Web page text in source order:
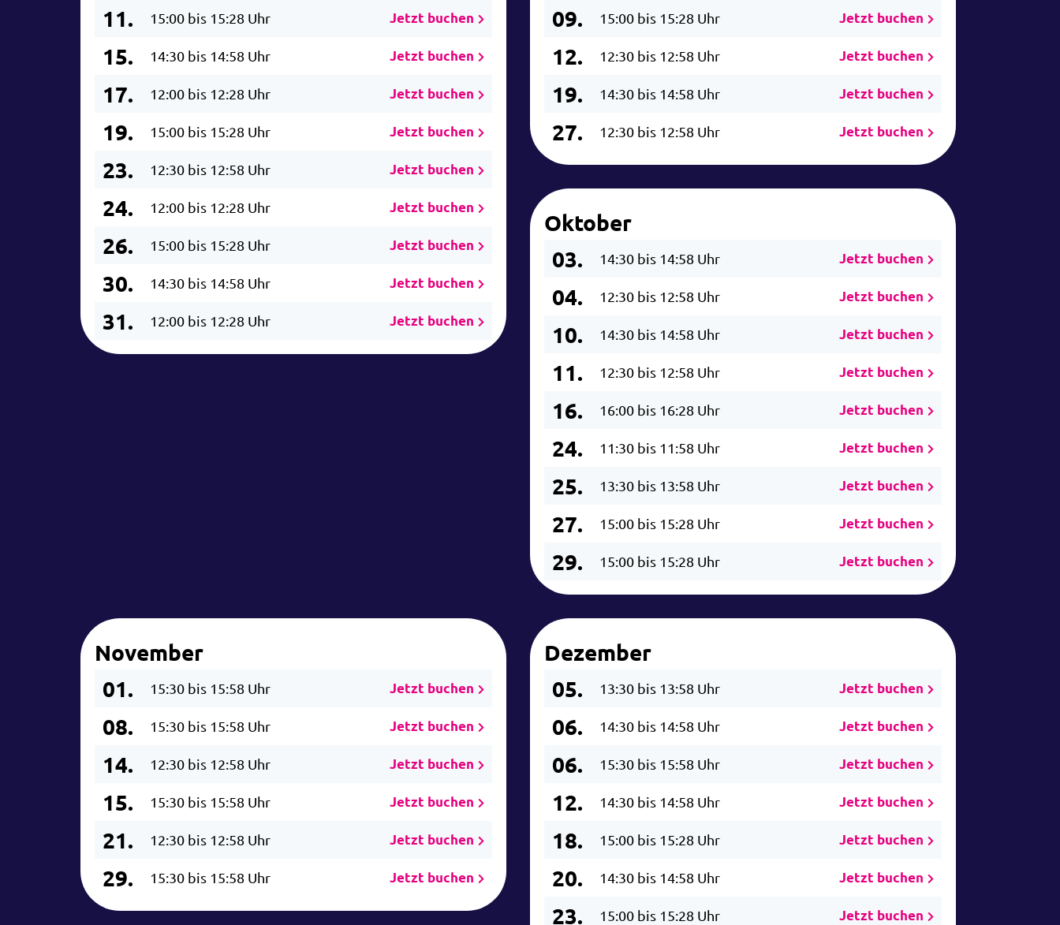
11. 15:00 bis 15:28 Uhr Jetzt buchen
15. 14:30 bis 14:58 Uhr Jetzt buchen
17. 12:00 bis 12:28 Uhr Jetzt buchen
19. 15:00 bis 15:28 Uhr Jetzt buchen
23. 12:30 bis 12:58 Uhr Jetzt buchen
24. 12:00 bis 12:28 Uhr Jetzt buchen
26. 15:00 bis 15:28 Uhr Jetzt buchen
30. 14:30 bis 14:58 Uhr Jetzt buchen
31. 12:00 bis 12:28 Uhr Jetzt buchen
09. 15:00 bis 15:28 Uhr Jetzt buchen
12. 12:30 bis 12:58 Uhr Jetzt buchen
19. 14:30 bis 14:58 Uhr Jetzt buchen
27. 12:30 bis 12:58 Uhr Jetzt buchen
Oktober
03.
14:30 bis 14:58 Uhr Jetzt buchen
04. 12:30 bis 12:58 Uhr Jetzt buchen
10. 14:30 bis 14:58 Uhr Jetzt buchen
11. 12:30 bis 12:58 Uhr Jetzt buchen
16. 16:00 bis 16:28 Uhr Jetzt buchen
24. 11:30 bis 11:58 Uhr Jetzt buchen
25. 13:30 bis 13:58 Uhr Jetzt buchen
27. 15:00 bis 15:28 Uhr Jetzt buchen
29. 15:00 bis 15:28 Uhr Jetzt buchen
November
01.
15:30 bis 15:58 Uhr Jetzt buchen
08. 15:30 bis 15:58 Uhr Jetzt buchen
14. 12:30 bis 12:58 Uhr Jetzt buchen
15. 15:30 bis 15:58 Uhr Jetzt buchen
21. 12:30 bis 12:58 Uhr Jetzt buchen
29. 15:30 bis 15:58 Uhr Jetzt buchen
Dezember
05.
13:30 bis 13:58 Uhr Jetzt buchen
06. 14:30 bis 14:58 Uhr Jetzt buchen
06. 15:30 bis 15:58 Uhr Jetzt buchen
12. 14:30 bis 14:58 Uhr Jetzt buchen
18. 15:00 bis 15:28 Uhr Jetzt buchen
20. 14:30 bis 14:58 Uhr Jetzt buchen
23. 15:00 bis 15:28 Uhr Jetzt buchen